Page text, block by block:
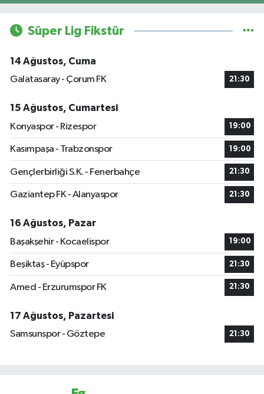
Süper Lig Fikstür
14 Ağustos, Cuma
Galatasaray - Çorum FK
21:30
15 Ağustos, Cumartesi
Konyaspor - Rizespor
19:00
Kasımpaşa - Trabzonspor 19:00
Gençlerbirliği S.K. - Fenerbahçe 21:30
Gaziantep FK - Alanyaspor 21:30
16 Ağustos, Pazar
Başakşehir - Kocaelispor
19:00
Beşiktaş - Eyüpspor 21:30
Amed - Erzurumspor FK 21:30
17 Ağustos, Pazartesi
Samsunspor - Göztepe
21:30